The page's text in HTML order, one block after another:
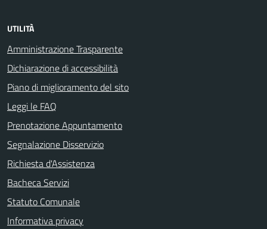
UTILITÀ
Amministrazione Trasparente
Dichiarazione di accessibilità
Piano di miglioramento del sito
Leggi le FAQ
Prenotazione Appuntamento
Segnalazione Disservizio
Richiesta d'Assistenza
Bacheca Servizi
Statuto Comunale
Informativa privacy